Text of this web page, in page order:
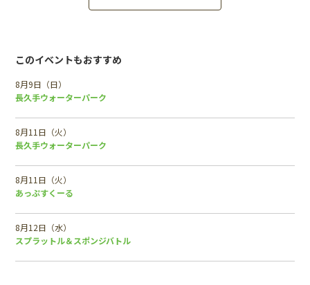
このイベントもおすすめ
8月9日（日）
長久手ウォーターパーク
8月11日（火）
長久手ウォーターパーク
8月11日（火）
あっぷすくーる
8月12日（水）
スプラットル＆スポンジバトル